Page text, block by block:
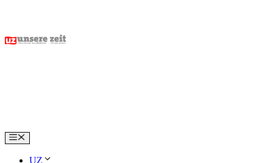
content
Menu
UZ